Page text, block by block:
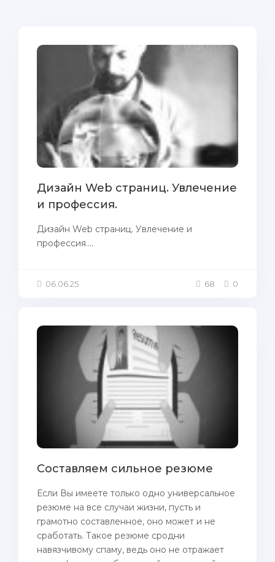
Дизайн Web страниц. Увлечение
и профессия.
Дизайн Web страниц. Увлечение и
профессия....
06.06.25 68 0
Составляем сильное резюме
Если Вы имеете только одно универсальное
резюме на все случаи жизни, пусть и
грамотно составленное, оно может и не
сработать. Такое резюме сродни
навязчивому спаму, ведь оно не отражает